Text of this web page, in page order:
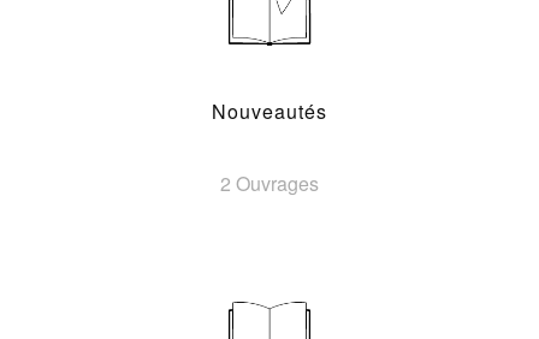
Nouveautés
2 Ouvrages